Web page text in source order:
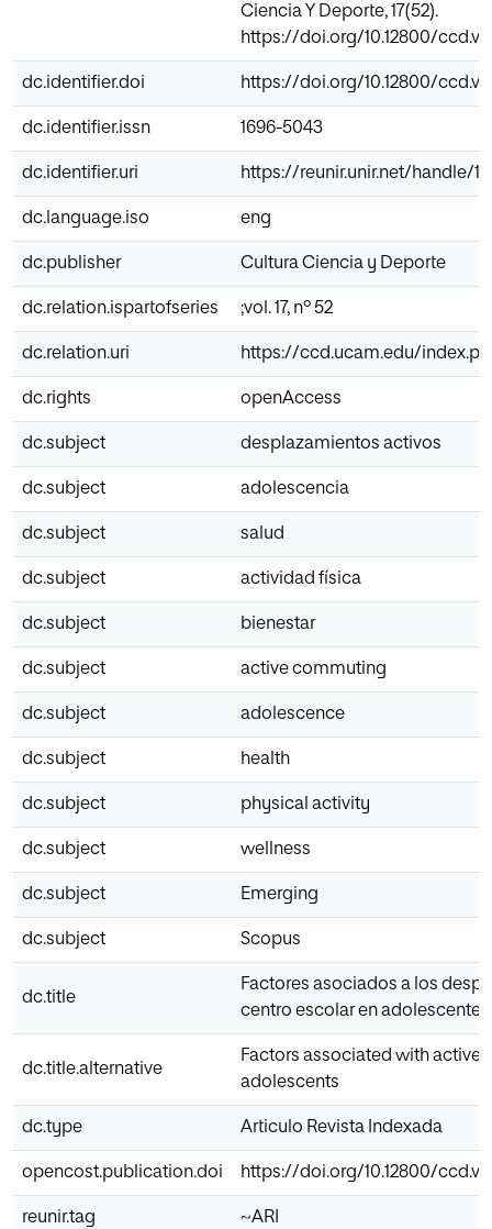
Ciencia Y Deporte, 17(52).
https://doi.org/10.12800/
dc.identifier.doi https://doi.org/10.12800/
dc.identifier.issn 1696-5043
dc.identifier.uri https://reunir.unir.net/handle/
dc.language.iso eng
dc.publisher Cultura Ciencia y Deporte
dc.relation.ispartofseries ;vol. 17, nº 52
dc.relation.uri https://ccd.ucam.edu/
dc.rights openAccess
dc.subject desplazamientos activos
dc.subject adolescencia
dc.subject salud
dc.subject actividad física
dc.subject bienestar
dc.subject active commuting
dc.subject adolescence
dc.subject health
dc.subject physical activity
dc.subject wellness
dc.subject Emerging
dc.subject Scopus
dc.title
Factores asociados a los
centro escolar en adolescentes
dc.title.alternative
Factors associated with active
adolescents
dc.type Articulo Revista Indexada
opencost.publication.doi https://doi.org/10.12800/
reunir.tag ~ARI